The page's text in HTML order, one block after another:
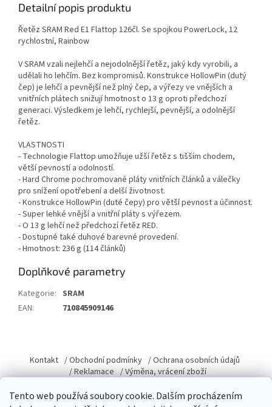
Tento web používá soubory cookie. Dalším procházením
Detailní popis produktu
Řetěz SRAM Red E1 Flattop 126čl. Se spojkou PowerLock, 12
rychlostní, Rainbow
V SRAM vzali nejlehčí a nejodolnější řetěz, jaký kdy vyrobili, a
udělali ho lehčím. Bez kompromisů. Konstrukce HollowPin (dutý
čep) je lehčí a pevnější než plný čep, a výřezy ve vnějších a
vnitřních plátech snižují hmotnost o 13 g oproti předchozí
generaci. Výsledkem je lehčí, rychlejší, pevnější, a odolnější
řetěz.
VLASTNOSTI
- Technologie Flattop umožňuje užší řetěz s tišším chodem,
větší pevností a odolností.
- Hard Chrome pochromované pláty vnitřních článků a válečky
pro snížení opotřebení a delší životnost.
- Konstrukce HollowPin (duté čepy) pro větší pevnost a účinnost.
- Super lehké vnější a vnitřní pláty s výřezem.
- O 13 g lehčí než předchozí řetěz RED.
- Dostupné také duhové barevné provedení.
- Hmotnost: 236 g (114 článků)
Doplňkové parametry
Kategorie: SRAM
EAN: 710845909146
p
a
Kontakt / Obchodní podmínky / Ochrana osobních údajů
/ Reklamace / Výměna, vrácení zboží